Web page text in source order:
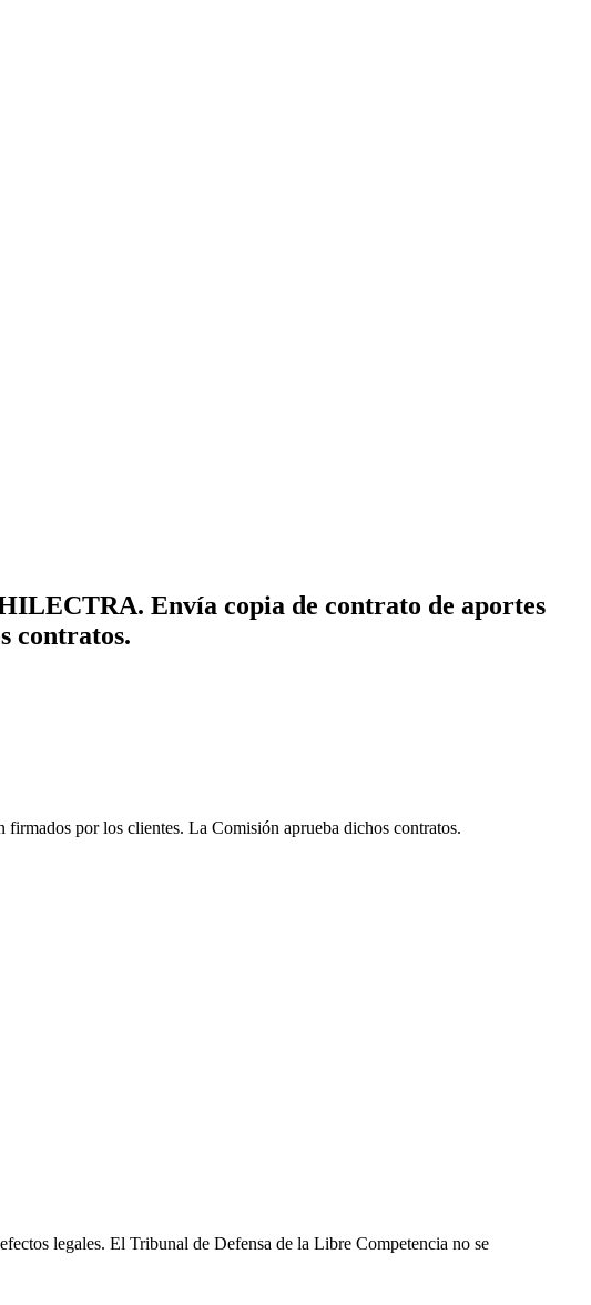
Envía copia de contrato de aportes
contratos.
por los clientes. La Comisión aprueba dichos contratos.
legales. El Tribunal de Defensa de la Libre Competencia no se